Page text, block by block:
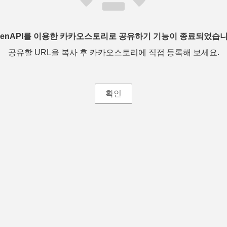
를 이용한 카카오스토리로 공유하기 기능이 종료되었습
공유할 URL을 복사 후 카카오스토리에 직접 등록해 보세요.
확인